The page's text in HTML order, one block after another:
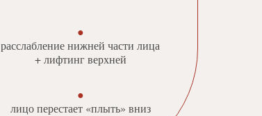
●
расслабление нижней части лица
+ лифтинг верхней
●
лицо перестает «плыть» вниз